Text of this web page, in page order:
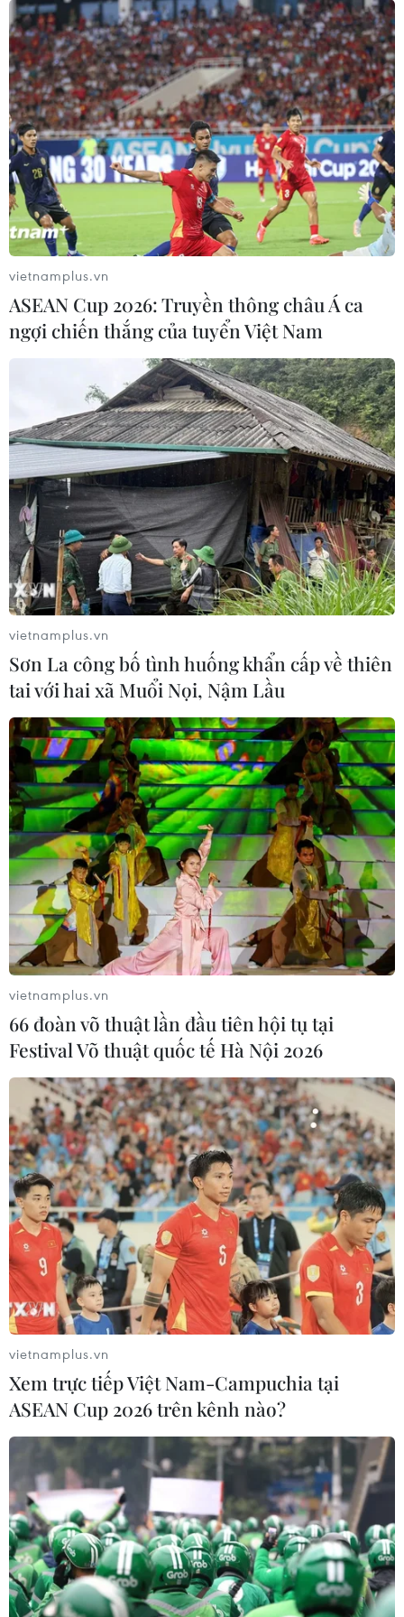
TIN CÙNG CHUYÊN MỤC
Tây Ninh ngăn chặn, xử lý nghiêm
các vụ việc xâm phạm quyền sở hữu
trí tuệ
08/08/2026 04:29
Dắt chó đi dạo không đúng quy
định, bị phạt đến 2 triệu đồng?
08/08/2026 04:16
vietnamplus.vn
ASEAN Cup 2026: Truyền thông châu Á ca
ngợi chiến thắng của tuyển Việt Nam
vietnamplus.vn
Sơn La công bố tình huống khẩn cấp về thiên
tai với hai xã Muổi Nọi, Nậm Lầu
vietnamplus.vn
66 đoàn võ thuật lần đầu tiên hội tụ tại
Festival Võ thuật quốc tế Hà Nội 2026
vietnamplus.vn
Xem trực tiếp Việt Nam-Campuchia tại
ASEAN Cup 2026 trên kênh nào?